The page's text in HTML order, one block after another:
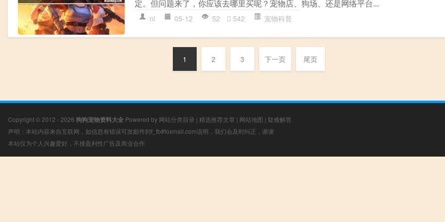
定。但问题来了，你应该去哪里买呢？宠物店、狗场、还是网络平台...
nl 05-12 52 542 宠物科普
1 2 3 下一页 尾页
Copyright © 2012 - 2026 狗狗宠物资料大全 Powered by 网站分类目录 | 精选推荐文章 | 网站地图 | 疑难解答
声明：本站内容来自互联网，如信息有错误可发邮件到f_fb#foxmail.com说明，我们会及时纠正，谢谢
本站仅为个人兴趣爱好，不接盈利性广告及商业合作